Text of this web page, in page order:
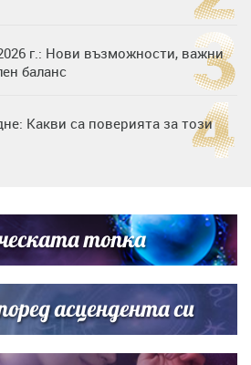
г.: Нови възможности, важни
баланс
Какви са поверията за този
приказка
Дженифър Анистън,
заедно на яхта
топка
асцендента си